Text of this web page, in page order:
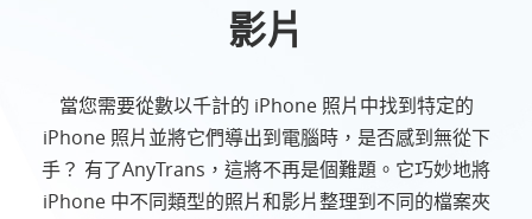
影片
當您需要從數以千計的 iPhone 照片中找到特定的
iPhone 照片並將它們導出到電腦時，是否感到無從下
手？ 有了AnyTrans，這將不再是個難題。它巧妙地將
iPhone 中不同類型的照片和影片整理到不同的檔案夾